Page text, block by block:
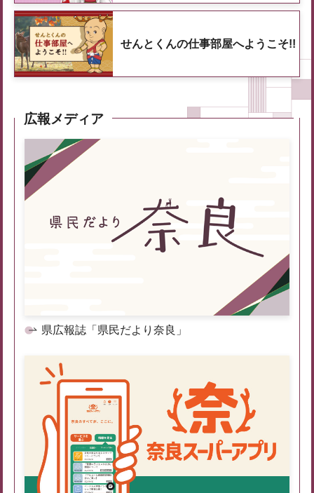
せんとくんの仕事部屋へようこそ!!
広報メディア
県広報誌「県民だより奈良」